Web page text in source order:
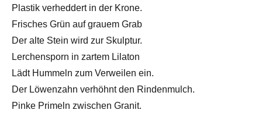
Plastik verheddert in der Krone.
Frisches Grün auf grauem Grab
Der alte Stein wird zur Skulptur.
Lerchensporn in zartem Lilaton
Lädt Hummeln zum Verweilen ein.
Der Löwenzahn verhöhnt den Rindenmulch.
Pinke Primeln zwischen Granit.